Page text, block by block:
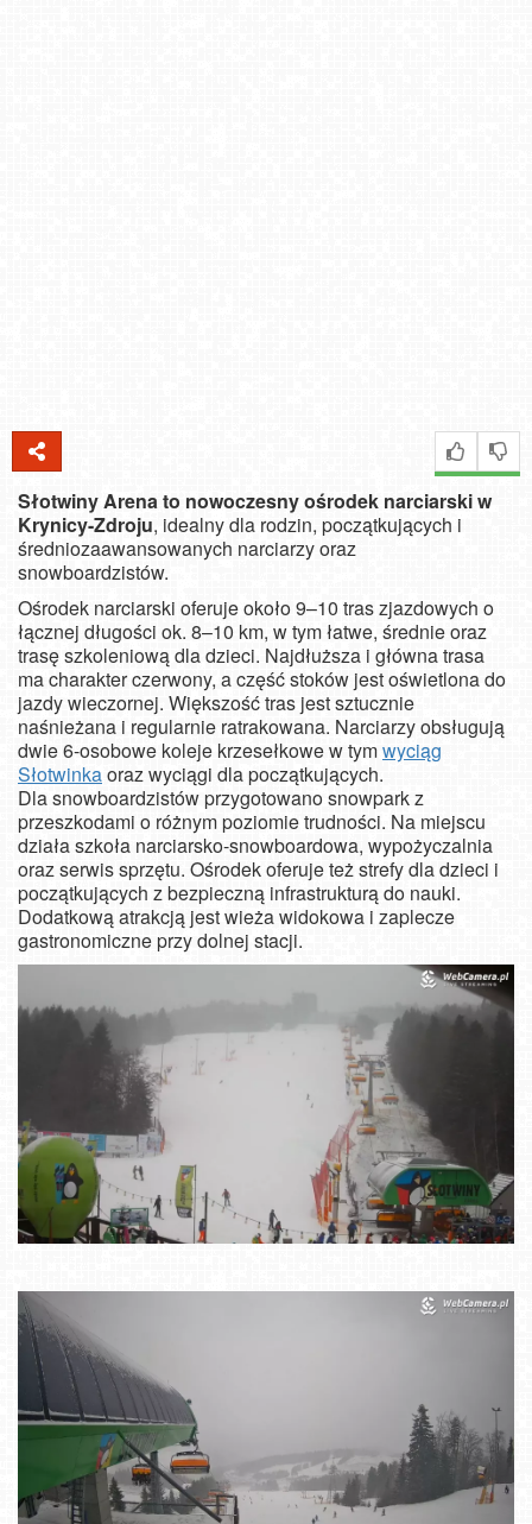
Słotwiny Arena to nowoczesny ośrodek narciarski w
Krynicy-Zdroju, idealny dla rodzin, początkujących i
średniozaawansowanych narciarzy oraz
snowboardzistów.
Ośrodek narciarski oferuje około 9–10 tras zjazdowych o
łącznej długości ok. 8–10 km, w tym łatwe, średnie oraz
trasę szkoleniową dla dzieci. Najdłuższa i główna trasa
ma charakter czerwony, a część stoków jest oświetlona do
jazdy wieczornej. Większość tras jest sztucznie
naśnieżana i regularnie ratrakowana. Narciarzy obsługują
dwie 6-osobowe koleje krzesełkowe w tymwyciąg
Słotwinkaoraz wyciągi dla początkujących.
Dla snowboardzistów przygotowano snowpark z
przeszkodami o różnym poziomie trudności. Na miejscu
działa szkoła narciarsko-snowboardowa, wypożyczalnia
oraz serwis sprzętu. Ośrodek oferuje też strefy dla dzieci i
początkujących z bezpieczną infrastrukturą do nauki.
Dodatkową atrakcją jest wieża widokowa i zaplecze
gastronomiczne przy dolnej stacji.